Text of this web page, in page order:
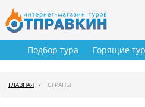
Подбор тура Горящие
ГЛАВНАЯ СТРАНЫ